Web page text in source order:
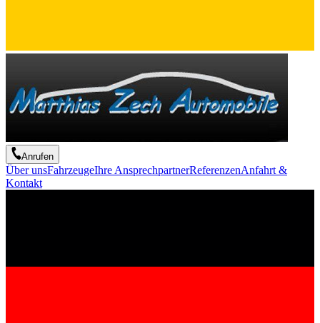
Anrufen
Über unsFahrzeugeIhre AnsprechpartnerReferenzenAnfahrt &
Kontakt